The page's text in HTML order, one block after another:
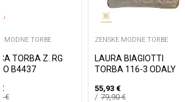
MODNE TORBE
TORBA Z. RG
B4437
€
€
ZENSKE MODNE TORBE
LAURA BIAGIOTTI
TORBA 116-3 ODALY
55,93 €
79,90€